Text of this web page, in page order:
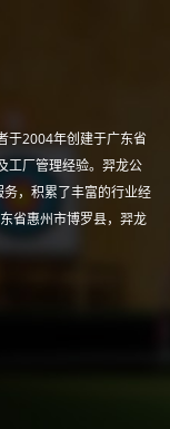
于2004年创建于广东省
工厂管理经验。羿龙公
，积累了丰富的行业经
省惠州市博罗县，羿龙